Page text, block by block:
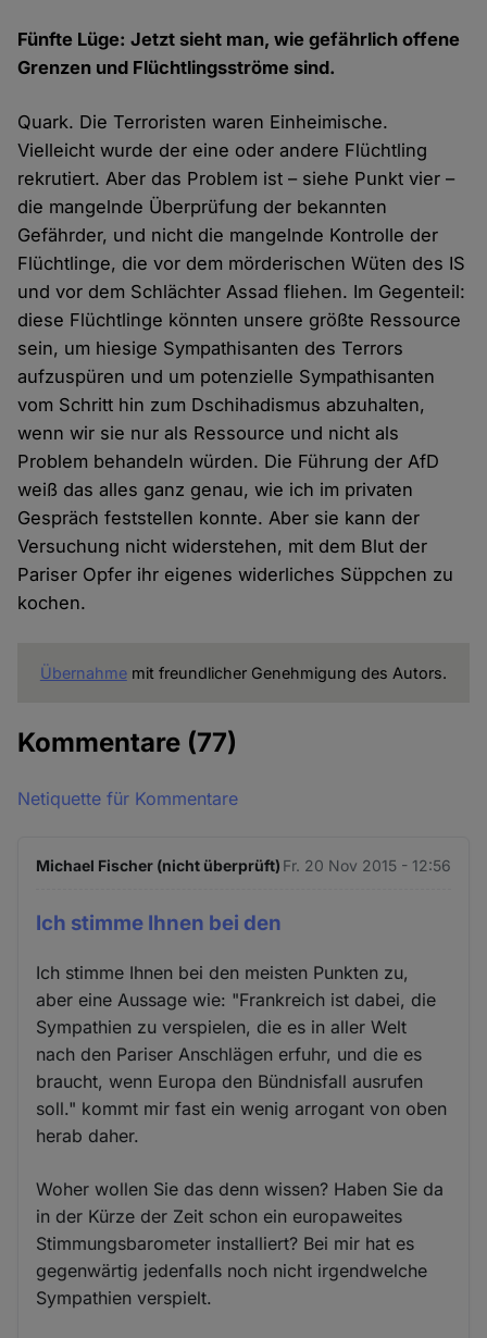
Fünfte Lüge: Jetzt sieht man, wie gefährlich offene
Grenzen und Flüchtlingsströme sind.
Quark. Die Terroristen waren Einheimische.
Vielleicht wurde der eine oder andere Flüchtling
rekrutiert. Aber das Problem ist – siehe Punkt vier –
die mangelnde Überprüfung der bekannten
Gefährder, und nicht die mangelnde Kontrolle der
Flüchtlinge, die vor dem mörderischen Wüten des IS
und vor dem Schlächter Assad fliehen. Im Gegenteil:
diese Flüchtlinge könnten unsere größte Ressource
sein, um hiesige Sympathisanten des Terrors
aufzuspüren und um potenzielle Sympathisanten
vom Schritt hin zum Dschihadismus abzuhalten,
wenn wir sie nur als Ressource und nicht als
Problem behandeln würden. Die Führung der AfD
weiß das alles ganz genau, wie ich im privaten
Gespräch feststellen konnte. Aber sie kann der
Versuchung nicht widerstehen, mit dem Blut der
Pariser Opfer ihr eigenes widerliches Süppchen zu
kochen.
Übernahmemit freundlicher Genehmigung des Autors.
Kommentare (77)
Netiquette für Kommentare
Michael Fischer (nicht überprüft) Fr. 20 Nov 2015 - 12:56
Ich stimme Ihnen bei den
Ich stimme Ihnen bei den meisten Punkten zu,
aber eine Aussage wie: "Frankreich ist dabei, die
Sympathien zu verspielen, die es in aller Welt
nach den Pariser Anschlägen erfuhr, und die es
braucht, wenn Europa den Bündnisfall ausrufen
soll." kommt mir fast ein wenig arrogant von oben
herab daher.
Woher wollen Sie das denn wissen? Haben Sie da
in der Kürze der Zeit schon ein europaweites
Stimmungsbarometer installiert? Bei mir hat es
gegenwärtig jedenfalls noch nicht irgendwelche
Sympathien verspielt.